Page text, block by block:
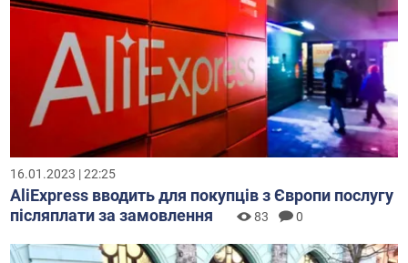
16.01.2023 | 22:25
AliExpress вводить для покупців з Європи послугу
післяплати за замовлення
83 0